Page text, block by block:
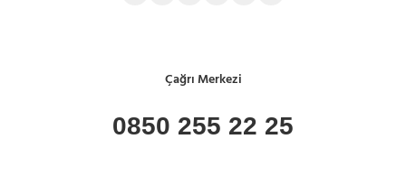
Çağrı Merkezi
0850 255 22 25